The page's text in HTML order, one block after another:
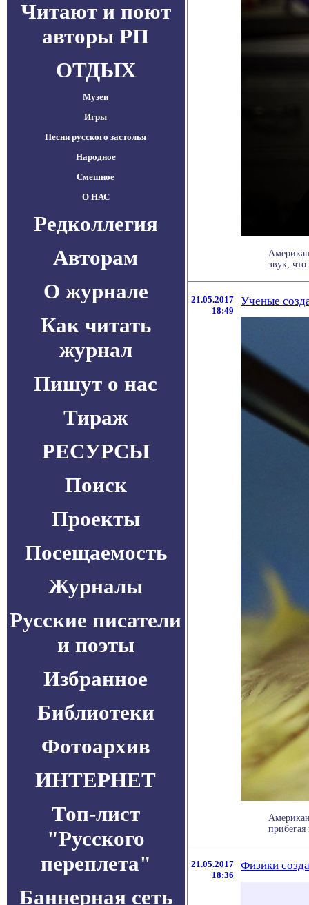
Читают и поют
авторы РП
ОТДЫХ
Музеи
Игры
Песни русского застолья
Народное
Смешное
О НАС
Редколлегия
Авторам
О журнале
Как читать
журнал
Пишут о нас
Тираж
РЕСУРСЫ
Поиск
Проекты
Посещаемость
Журналы
Русские писатели
и поэты
Избранное
Библиотеки
Фотоархив
ИНТЕРНЕТ
Топ-лист
"Русского
переплета"
Баннерная сеть
звук,
21.05.2017
18:49
Ученые
21.05.2017
18:36
Физики